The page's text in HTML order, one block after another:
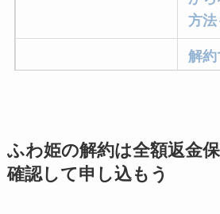
方法
解約
解約
ふわ姫の解約は全額返金
確認して申し込もう